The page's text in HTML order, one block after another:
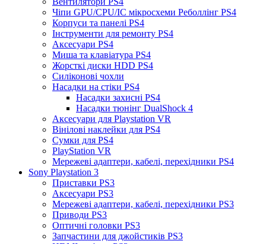
Чіпи GPU/CPU/IC мікросхеми Реболлінг PS4
Корпуси та панелі PS4
Інструменти для ремонту PS4
Аксесуари PS4
Миша та клавіатура PS4
Жорсткі диски HDD PS4
Силіконові чохли
Насадки на стіки PS4
Насадки захисні PS4
Насадки тюнінг DualShock 4
Аксесуари для Playstation VR
Вінілові наклейки для PS4
Сумки для PS4
PlayStation VR
Мережеві адаптери, кабелі, перехідники PS4
Sony Playstation 3
Приставки PS3
Аксесуари PS3
Мережеві адаптери, кабелі, перехідники PS3
Приводи PS3
Оптичні головки PS3
Запчастини для джойстиків PS3